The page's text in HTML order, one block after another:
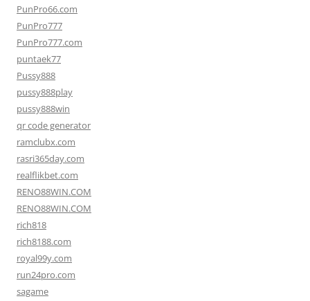
PunPro66.com
PunPro777
PunPro777.com
puntaek77
Pussy888
pussy888play
pussy888win
qr code generator
ramclubx.com
rasri365day.com
realflikbet.com
RENO88WIN.COM
RENO88WIN.COM
rich818
rich8188.com
royal99y.com
run24pro.com
sagame